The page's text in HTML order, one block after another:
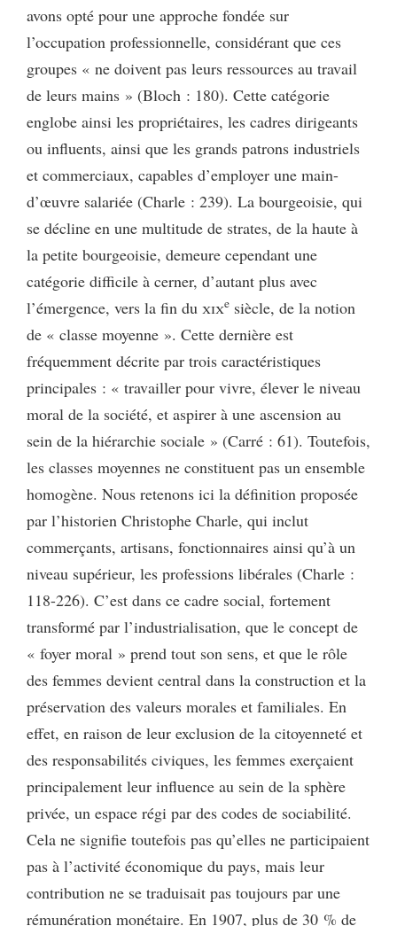
avons opté pour une approche fondée sur
l’occupation professionnelle, considérant que ces
groupes « ne doivent pas leurs ressources au travail
de leurs mains » (Bloch : 180). Cette catégorie
englobe ainsi les propriétaires, les cadres dirigeants
ou influents, ainsi que les grands patrons industriels
et commerciaux, capables d’employer une main-
d’œuvre salariée (Charle : 239). La bourgeoisie, qui
se décline en une multitude de strates, de la haute à
la petite bourgeoisie, demeure cependant une
catégorie difficile à cerner, d’autant plus avec
l’émergence, vers la fin du xixe siècle, de la notion
de « classe moyenne ». Cette dernière est
fréquemment décrite par trois caractéristiques
principales : « travailler pour vivre, élever le niveau
moral de la société, et aspirer à une ascension au
sein de la hiérarchie sociale » (Carré : 61). Toutefois,
les classes moyennes ne constituent pas un ensemble
homogène. Nous retenons ici la définition proposée
par l’historien Christophe Charle, qui inclut
commerçants, artisans, fonctionnaires ainsi qu’à un
niveau supérieur, les professions libérales (Charle :
118-226). C’est dans ce cadre social, fortement
transformé par l’industrialisation, que le concept de
« foyer moral » prend tout son sens, et que le rôle
des femmes devient central dans la construction et la
préservation des valeurs morales et familiales. En
effet, en raison de leur exclusion de la citoyenneté et
des responsabilités civiques, les femmes exerçaient
principalement leur influence au sein de la sphère
privée, un espace régi par des codes de sociabilité.
Cela ne signifie toutefois pas qu’elles ne participaient
pas à l’activité économique du pays, mais leur
contribution ne se traduisait pas toujours par une
rémunération monétaire. En 1907, plus de 30 % de